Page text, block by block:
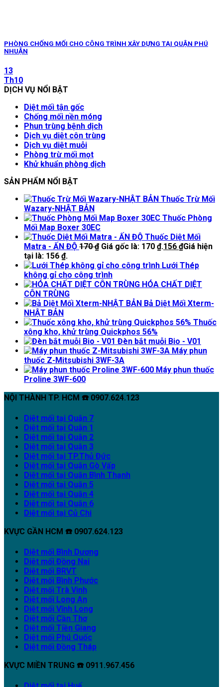
PHÒNG CHỐNG MỐI CHO CÔNG TRÌNH XÂY DỰNG TẠI QUẬN PHÚ
NHUẬN
13
Th10
DỊCH VỤ NỔI BẬT
Diệt mối tận gốc
Chống mối nền móng
Phun trùng bệnh dịch
Dịch vụ diệt côn trùng
Dịch vụ diệt muỗi
Phòng trừ mối mọt
Khử khuẩn phòng dịch
SẢN PHẨM NỔI BẬT
Thuốc Trừ Mối
Wazary-NHẬT BẢN
Thuốc Phòng
Mối Map Boxer 30EC
Thuốc Diệt Mối
Matra - ẤN ĐỘ 170₫ Giá gốc là: 170 ₫.156 ₫Giá hiện
tại là: 156 ₫.
Lưới Thép
không gỉ cho công trình
HÓA CHẤT DIỆT
CÔN TRÙNG
Bả Diệt Mối Xterm-
NHẬT BẢN
Thuốc
xông kho, khử trùng Quickphos 56%
Đèn bắt muỗi Bio - V01
Máy phun
thuốc Z-Mitsubishi 3WF-3A
Máy phun thuốc
Proline 3WF-600
NỘI THÀNH TP. HCM ☎️ 0907.624.123
Diệt mối tại Quận 7
Diệt mối tại Quận 1
Diệt mối tại Quận 2
Diệt mối tại Quận 3
Diệt mối tại TP.Thủ Đức
Diệt mối tại Quận Gò Vấp
Diệt mối tại Quận Bình Thạnh
Diệt mối tại Quận 5
Diệt mối tại Quận 4
Diệt mối tại Quận 6
Diệt mối tại Củ Chi
KVỰC GẦN HCM ☎️ 0907.624.123
Diệt mối Bình Dương
Diệt mối Đồng Nai
Diệt mối BRVT
Diệt mối Bình Phước
Diệt mối Trà Vinh
Diệt mối Long An
Diệt mối Vĩnh Long
Diệt mối Cần Thơ
Diệt mối Tiền Giang
Diệt mối Phú Quốc
Diệt mối Đồng Tháp
KVỰC MIỀN TRUNG ☎️ 0911.967.456